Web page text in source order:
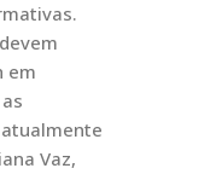
em
atualmente
Vaz,